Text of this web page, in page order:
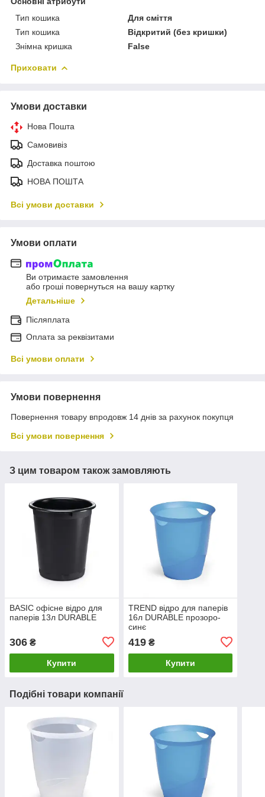
Тип кошика
Для сміття
Тип кошика
Відкритий (без кришки)
Знімна кришка
False
Приховати
Умови доставки
Нова Пошта
Самовивіз
Доставка поштою
НОВА ПОШТА
Всі умови доставки
Умови оплати
Ви отримаєте замовлення
або гроші повернуться на вашу картку
Детальніше
Післяплата
Оплата за реквізитами
Всі умови оплати
Умови повернення
Повернення товару впродовж 14 днів за рахунок покупця
Всі умови повернення
З цим товаром також замовляють
BASIC офісне відро для
паперів 13л DURABLE
306 ₴
Купити
TREND відро для паперів
16л DURABLE прозоро-
синє
419₴
Купити
Подібні товари компанії